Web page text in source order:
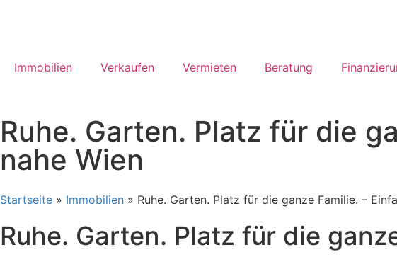
Immobilien Verkaufen Vermieten Beratung
Ruhe. Garten. Platz für die
nahe Wien
Startseite » Immobilien » Ruhe. Garten. Platz für die ganze Familie. –
Ruhe. Garten. Platz für die